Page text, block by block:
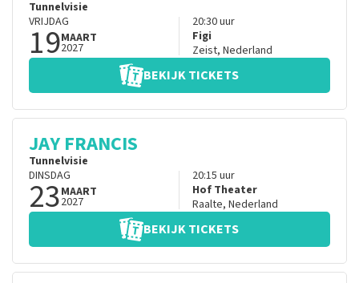
Tunnelvisie
VRIJDAG
19MAART
2027
20:30uur
Figi
Zeist, Nederland
BEKIJK TICKETS
JAY FRANCIS
Tunnelvisie
DINSDAG
23MAART
2027
20:15 uur
Hof Theater
Raalte, Nederland
BEKIJK TICKETS